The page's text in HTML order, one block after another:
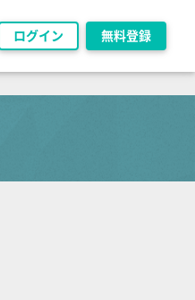
ログイン 無料登録